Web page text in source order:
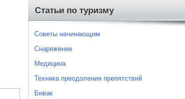
Статьи по туризму
Советы начинающим
Снаряжение
Медицина
Техника преодоления препятствий
Бивак